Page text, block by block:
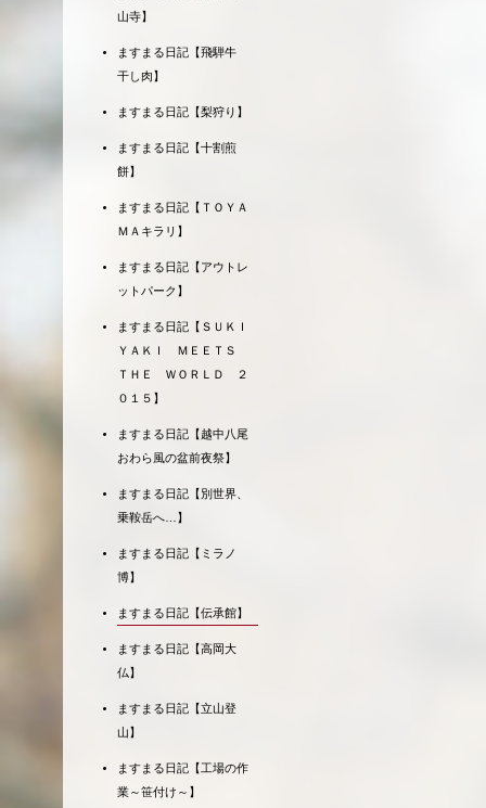
山寺】
ますまる日記【飛騨牛
干し肉】
ますまる日記【梨狩り】
ますまる日記【十割煎
餅】
ますまる日記【ＴＯＹＡ
ＭＡキラリ】
ますまる日記【アウトレ
ットパーク】
ますまる日記【ＳＵＫＩ
ＹＡＫＩ ＭＥＥＴＳ
ＴＨＥ ＷＯＲＬＤ ２
０１５】
ますまる日記【越中八尾
おわら風の盆前夜祭】
ますまる日記【別世界、
乗鞍岳へ…】
ますまる日記【ミラノ
博】
ますまる日記【伝承館】
ますまる日記【高岡大
仏】
ますまる日記【立山登
山】
ますまる日記【工場の作
業～笹付け～】